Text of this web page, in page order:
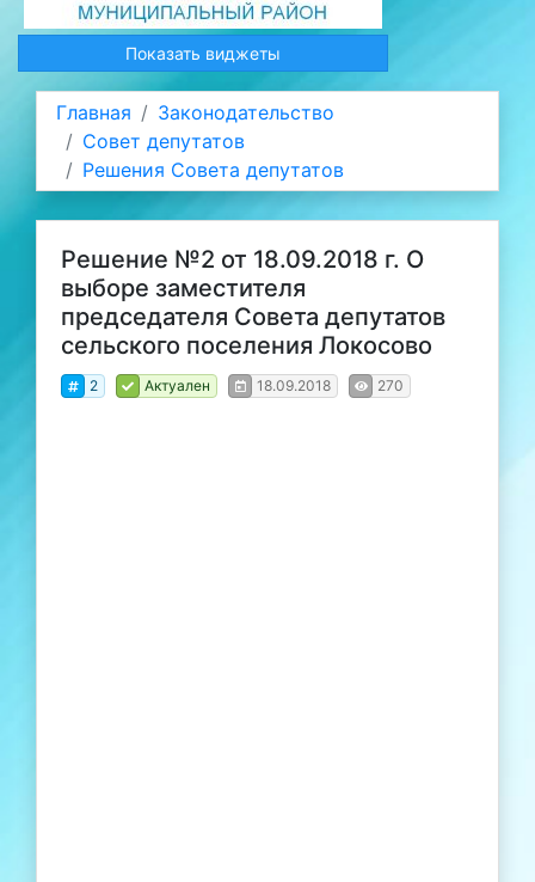
Показать виджеты
Главная
Законодательство
Совет депутатов
Решения Совета депутатов
Решение №2 от 18.09.2018 г. О
выборе заместителя
председателя Совета депутатов
сельского поселения Локосово
2 Актуален 18.09.2018 270